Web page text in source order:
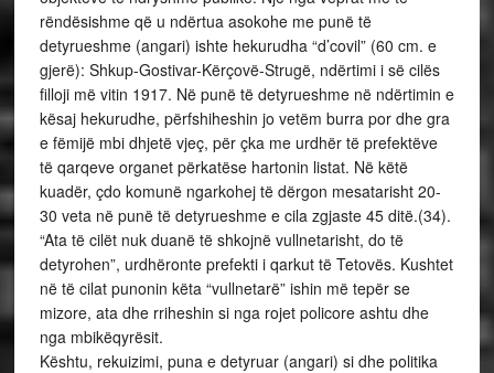
rëndësishme që u ndërtua asokohe me punë të
detyrueshme (angari) ishte hekurudha “d’covil” (60 cm. e
gjerë): Shkup-Gostivar-Kërçovë-Strugë, ndërtimi i së cilës
filloji më vitin 1917. Në punë të detyrueshme në ndërtimin e
kësaj hekurudhe, përfshiheshin jo vetëm burra por dhe gra
e fëmijë mbi dhjetë vjeç, për çka me urdhër të prefektëve
të qarqeve organet përkatëse hartonin listat. Në këtë
kuadër, çdo komunë ngarkohej të dërgon mesatarisht 20-
30 veta në punë të detyrueshme e cila zgjaste 45 ditë.(34).
“Ata të cilët nuk duanë të shkojnë vullnetarisht, do të
detyrohen”, urdhëronte prefekti i qarkut të Tetovës. Kushtet
në të cilat punonin këta “vullnetarë” ishin më tepër se
mizore, ata dhe rriheshin si nga rojet policore ashtu dhe
nga mbikëqyrësit.
Kështu, rekuizimi, puna e detyruar (angari) si dhe politika